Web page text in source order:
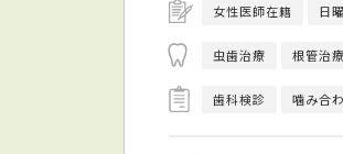
女性医師在籍 日
虫歯治療 根管治療
歯科検診 噛み合